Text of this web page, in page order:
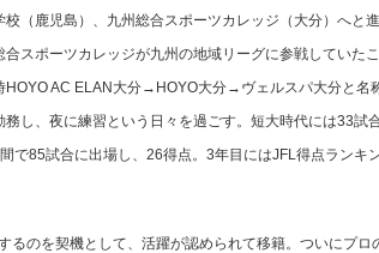
（鹿児島）、九州総合スポーツカレッジ（大分）へと進
スポーツカレッジが九州の地域リーグに参戦していた
HOYO AC ELAN大分→HOYO大分→ヴェルスパ大分と名
し、夜に練習という日々を過ごす。短大時代には33試
で85試合に出場し、26得点。3年目にはJFL得点ランキ
のを契機として、活躍が認められて移籍。ついにプロ